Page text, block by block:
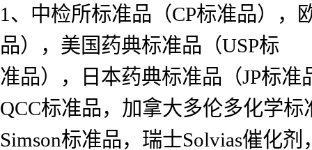
1、中检所标准品（CP标准品），
品），美国药典标准品（USP标
准品），日本药典标准品（JP标
QCC标准品，加拿大多伦多化学
Simson标准品，瑞士Solvias催化